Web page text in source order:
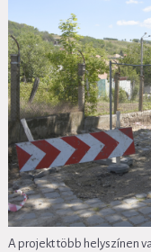
A projekt több helyszínen